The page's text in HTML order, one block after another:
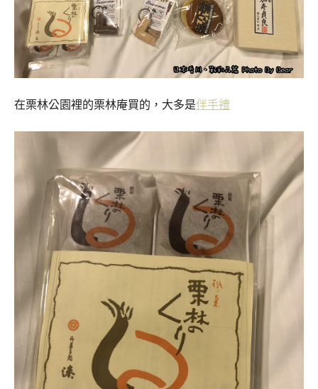
在栗林公園裡的栗林庵買的，大多是伴手禮